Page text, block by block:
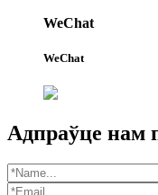
WeChat
WeChat
Адпраўце нам